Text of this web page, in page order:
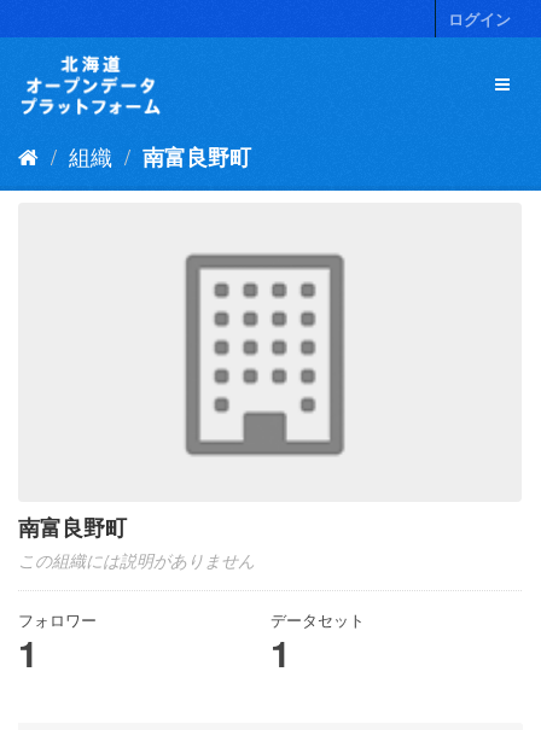
キ
ログイン
組織 南富良野町
南富良野町
この組織には説明がありません
フォロワー
1
データセット
1